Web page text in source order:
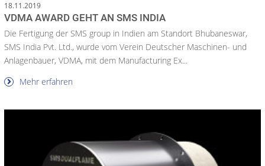
18.11.2019
VDMA AWARD GEHT AN SMS INDIA
Die Fertigung der SMS group in Indien am Standort Bhubaneswar,
SMS India Pvt. Ltd., wurde vom Verein Deutscher Maschinen- und
Anlagenbauer, VDMA, mit dem Manufacturing Ex...
Mehr erfahren